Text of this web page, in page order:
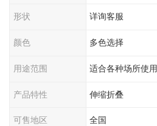
形状 详询客服
颜色 多色选择
用途范围 适合各种场所使用
产品特性 伸缩折叠
可售地区 全国